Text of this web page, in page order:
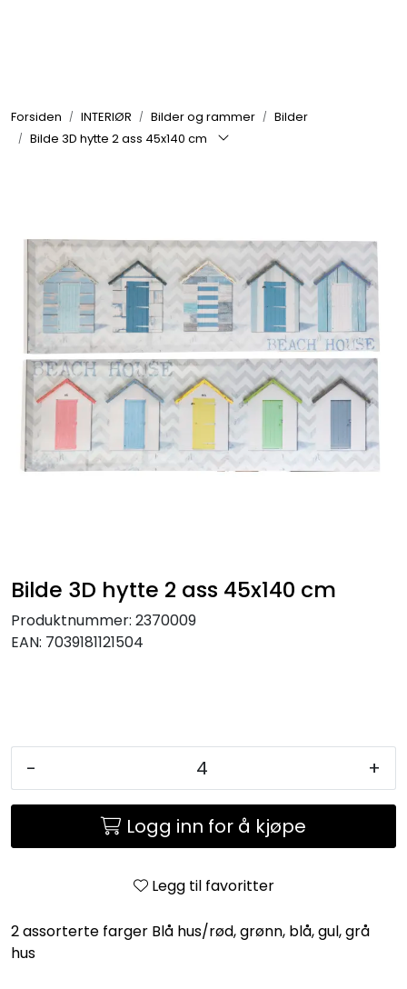
Forsiden INTERIØR Bilder og rammer
Bilder
Bilde 3D hytte 2 ass 45x140 cm
Bilde 3D hytte 2 ass 45x140 cm
Produktnummer: 2370009
EAN: 7039181121504
- +
Logg inn for å kjøpe
Legg til favoritter
2 assorterte farger Blå hus/rød, grønn, blå, gul, grå
hus
UTEMILJØ
HJEM
INTERIØR
TEKSTIL
KJØKKEN
MØBLER
JUL